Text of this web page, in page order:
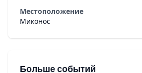
Местоположение
Миконос
Больше событий